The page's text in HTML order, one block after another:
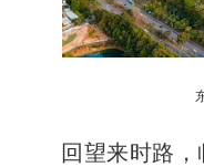
回望来时路，